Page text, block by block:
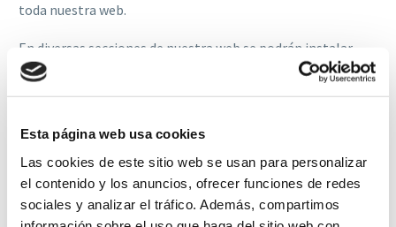
Esta página web usa cookies
Las cookies de este sitio web se usan para personalizar
el contenido y los anuncios, ofrecer funciones de redes
sociales y analizar el tráfico. Además, compartimos
toda nuestra web.
En diversas secciones de nuestra web se podrán instalar
cookies de redes sociales, en concreto las siguientes:
de privacidad y uso de cookies.
Cookie de Facebook, según lo dispuesto en su política
de cookies.
Cookie de Linkedin, según lo dispuesto en su página